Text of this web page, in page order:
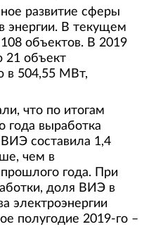
развитие сферы
энергии. В текущем
объектов. В 2019
21 объект
в 504,55 МВт,
что по итогам
года выработка
составила 1,4
чем в
года. При
доля ВИЭ в
электроэнергии
полугодие 2019-го –